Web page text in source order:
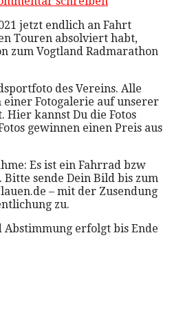
jetzt endlich an Fahrt
Touren absolviert habt,
zum Vogtland Radmarathon
des Vereins. Alle
Fotogalerie auf unserer
kannst Du die Fotos
gewinnen einen Preis aus
Es ist ein Fahrrad bzw
sende Dein Bild bis zum
– mit der Zusendung
zu.
erfolgt bis Ende